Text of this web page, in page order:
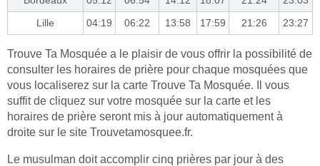
Lille
04:19 06:22 13:58 17:59 21:26 23:27
Trouve Ta Mosquée a le plaisir de vous offrir la possibilité de
consulter les horaires de prière pour chaque mosquées que
vous localiserez sur la carte Trouve Ta Mosquée. Il vous
suffit de cliquez sur votre mosquée sur la carte et les
horaires de prière seront mis à jour automatiquement à
droite sur le site Trouvetamosquee.fr.
Le musulman doit accomplir cinq prières par jour à des